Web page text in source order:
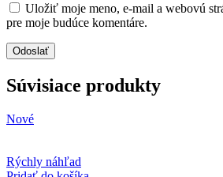
Uložiť moje meno, e-mail a webovú
pre moje budúce komentáre.
Súvisiace produkty
Nové
Rýchly náhľad